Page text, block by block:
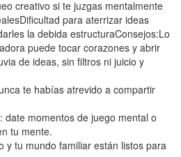
creativo si te juzgas mentalmente
para aterrizar ideas
la debida estructuraConsejos:Lo
puede tocar corazones y abrir
de ideas, sin filtros ni juicio y
te habías atrevido a compartir
date momentos de juego mental o
tu mente.
y tu mundo familiar están listos para